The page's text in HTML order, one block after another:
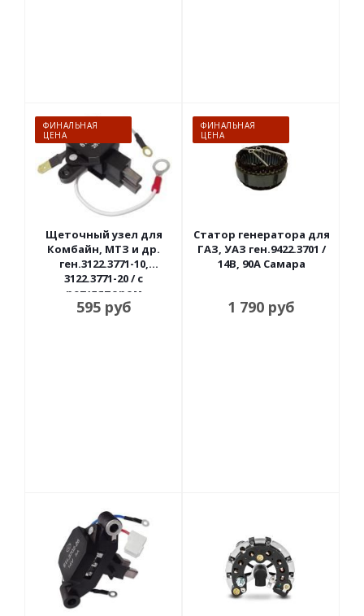
ФИНАЛЬНАЯ
ЦЕНА
Щеточный узел для
Комбайн, МТЗ и др.
ген.3122.3771-10,
3122.3771-20 / с
регулятором
напряжения 28В, 5А
595руб
ФИНАЛЬНАЯ
ЦЕНА
Статор генератора для
ГАЗ, УАЗ ген.9422.3701 /
14В, 90А Самара
1 790 руб